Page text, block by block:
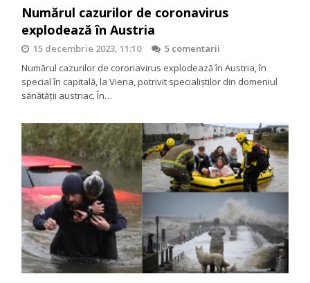
Numărul cazurilor de coronavirus
explodează în Austria
15 decembrie 2023, 11:10
5 comentarii
Numărul cazurilor de coronavirus explodează în Austria, în
special în capitală, la Viena, potrivit specialiștilor din domeniul
sănătății austriac. În…